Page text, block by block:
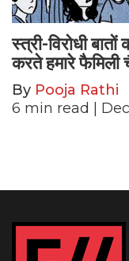
स्त्री-विरोधी
करते हमारे फैमिली
By Pooja Rathi
6 min read |